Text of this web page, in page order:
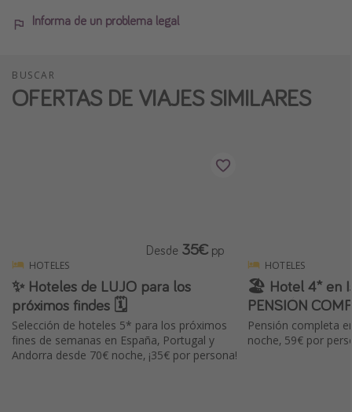
Informa de un problema legal
BUSCAR
OFERTAS DE VIAJES SIMILARES
HOTELES
✨ Hoteles de LUJO para los
próximos findes 🗓️
Selección de hoteles 5* para los próximos
fines de semanas en España, Portugal y
Andorra desde 70€ noche, ¡35€ por persona!
Desde 35€ pp
HOTELES
🏖️ Hotel 4* en
PENSIÓN
Pensión completa
noche, 59€ por